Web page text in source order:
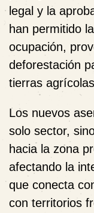
legal y la
han permitido
ocupación,
deforestación
tierras
Los nuevos
solo sector,
hacia la zona
afectando la
que conecta
con territorios